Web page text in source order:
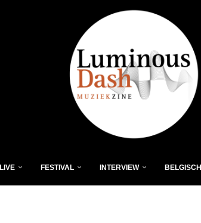
LIVE FESTIVAL INTERVIEW BELGISCH